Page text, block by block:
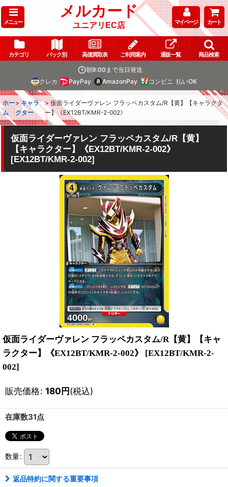
メニュー
メルカード
ユニアリEC店 マイページ カート
カテゴリ パック別 高価買取表 ご利用案内 通販一覧 商品検索
朝9:00まで当日発送
クレカ
PayPay AmazonPay コンビニ 払いOK
ホー
ム
> キャラ
クター
> 仮面ライダーヴァレン フラッペカスタム/R【黄】【キャラクタ
ー】《EX12BT/KMR-2-002》
仮面ライダーヴァレン フラッペカスタム/R【黄】
【キャラクター】《EX12BT/KMR-2-002》
[EX12BT/KMR-2-002]
仮面ライダーヴァレン フラッペカスタム/R【黄】【キャ
ラクター】《EX12BT/KMR-2-002》
[EX12BT/KMR-2-
002]
販売価格: 180円(税込)
在庫数31点
数量:
返品特約に関する重要事項